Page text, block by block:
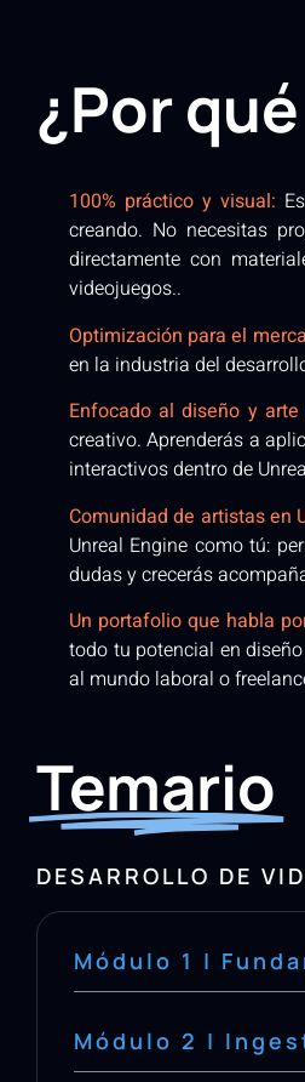
¿Por
100% práctico y visual:
creando. No necesitas
directamente con
videojuegos..
Optimización para el
en la industria del
Enfocado al diseño y
creativo. Aprenderás a
interactivos dentro de
Comunidad de artistas en
Unreal Engine como tú:
dudas y crecerás
Un portafolio que habla
todo tu potencial en
al mundo laboral o
Temario
DESARROLLO DE
Módulo 1 |
Módulo 2 |